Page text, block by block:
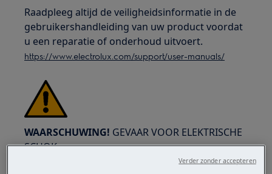
Raadpleeg altijd de veiligheidsinformatie in de
gebruikershandleiding van uw product voordat
u een reparatie of onderhoud uitvoert.
https://www.electrolux.com/support/user-manuals/
WAARSCHUWING! GEVAAR VOOR ELEKTRISCHE
SCHOK
Verder zonder accepteren